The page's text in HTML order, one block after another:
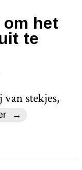
het
te
stekjes,